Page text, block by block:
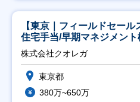
【東京｜フィールドセー
住宅手当/早期マネジメント
株式会社クオレガ
東京都
380万~650万